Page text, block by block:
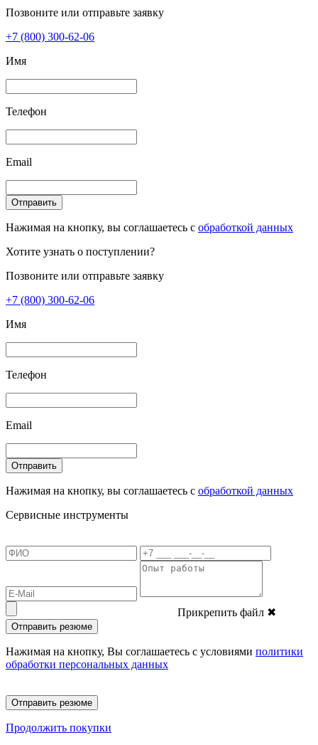
Позвоните или отправьте заявку
+7 (800) 300-62-06
Имя
Телефон
Email
Отправить
Нажимая на кнопку, вы соглашаетесь с обработкой данных
Хотите узнать о поступлении?
Позвоните или отправьте заявку
+7 (800) 300-62-06
Имя
Телефон
Email
Отправить
Нажимая на кнопку, вы соглашаетесь с обработкой данных
Сервисные инструменты
Прикрепить файл ✖
Отправить резюме
Нажимая на кнопку, Вы соглашаетесь с условиями политики
обработки персональных данных
Отправить резюме
Продолжить покупки